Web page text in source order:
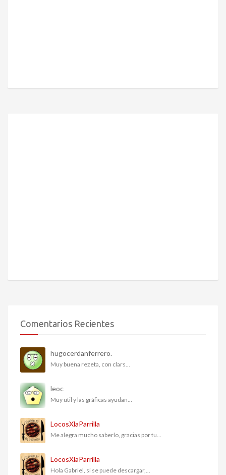
Comentarios Recientes
hugocerdanferrero.
Muy buena rezeta, con clars...
leoc
Muy util y las gráficas ayudan...
LocosXlaParrilla
Me alegra mucho saberlo, gracias por tu...
LocosXlaParrilla
Hola Gabriel, si se puede descargar,...